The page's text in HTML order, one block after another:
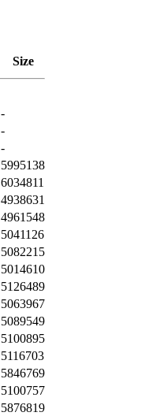
Size
-
-
-
5995138
6034811
4938631
4961548
5041126
5082215
5014610
5126489
5063967
5089549
5100895
5116703
5846769
5100757
5876819